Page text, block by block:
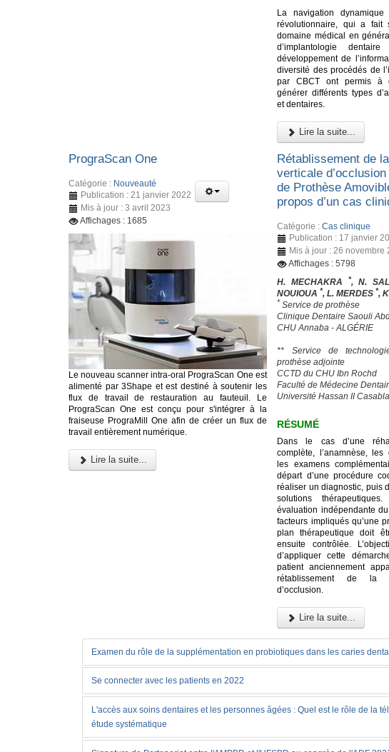
La navigation
révolutionnaire, qui a fait
domaine médical en
d’implantologie
développement de
diversité des procédés de
par CBCT ont permis à
générer différents types
et dentaires.
Lire la suite...
PrograScan One
Catégorie : Nouveauté
Publication : 21 janvier 2022
Mis à jour : 3 avril 2023
Affichages : 1685
Le nouveau scanner intra-oral PrograScan One est
alimenté par 3Shape et est destiné à soutenir les
flux de travail de restauration au fauteuil. Le
PrograScan One est conçu pour s'intégrer à la
fraiseuse PrograMill One afin de créer un flux de
travail entièrement numérique.
Lire la suite...
Rétablissement de
verticale
de Prothèse
propos d’un cas
Catégorie :Cas clinique
Publication : 17 janvier
Mis à jour : 26 novembre
Affichages : 5798
H. MECHAKRA
*, N.
NOUIOUA *, L. MERDES *,
* Service de prothèse
Clinique Dentaire Saouli
CHU Annaba - ALGÉRIE
** Service de
prothèse adjointe
CCTD du CHU Ibn Rochd
Faculté de Médecine
Université Hassan II
RÉSUMÉ
Dans le cas d’une
complète, l’anamnèse,
les examens
départ d’une procédure
réaliser un diagnostic, puis
solutions
évaluation indépendante
facteurs impliqués qu’une
plan thérapeutique doit
ensuite contrôlée.
d’appliquer cette
patient anciennement
rétablissement de la
d’occlusion.
Lire la suite...
Examen du rôle de la supplémentation en probiotiques dans les caries
Se connecter avec les patients en 2022
L'accès aux soins dentaires et les personnes âgées : Quel est le rôle de la
étude systématique